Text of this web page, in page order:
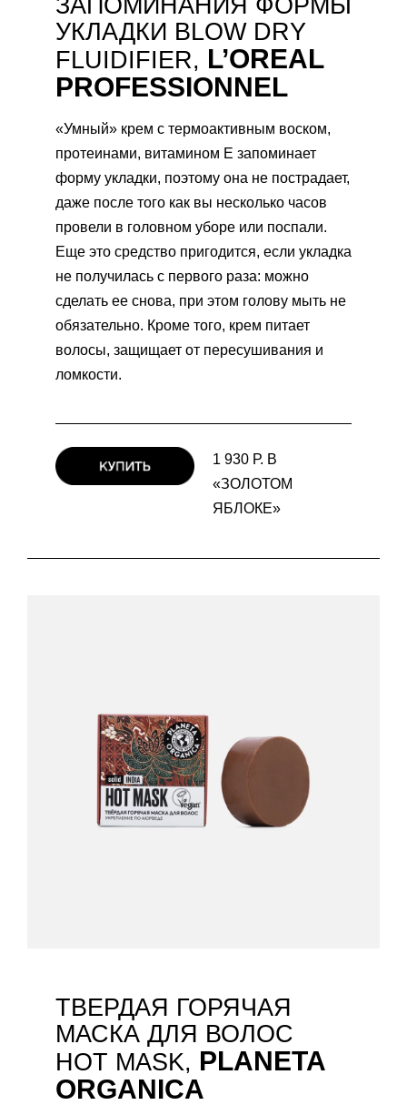
ЗАПОМИНАНИЯ ФОРМЫ
УКЛАДКИ BLOW DRY
FLUIDIFIER, L’OREAL
PROFESSIONNEL
«Умный» крем с термоактивным воском,
протеинами, витамином Е запоминает
форму укладки, поэтому она не пострадает,
даже после того как вы несколько часов
провели в головном уборе или поспали.
Еще это средство пригодится, если укладка
не получилась с первого раза: можно
сделать ее снова, при этом голову мыть не
обязательно. Кроме того, крем питает
волосы, защищает от пересушивания и
ломкости.
1 930 Р. В
«ЗОЛОТОМ
ЯБЛОКЕ»
ТВЕРДАЯ ГОРЯЧАЯ
МАСКА ДЛЯ ВОЛОС
HOT MASK, PLANETA
ORGANICA